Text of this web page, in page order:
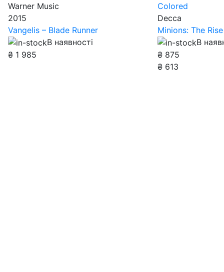
Warner Music
2015
Vangelis – Blade Runner
В наявності
₴ 1 985
Colored
Decca
Minions: The
В
₴ 875
₴ 613